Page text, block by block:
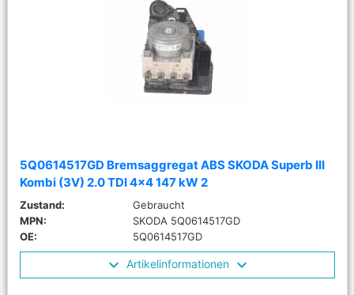
5Q0614517GD Bremsaggregat ABS SKODA Superb III
Kombi (3V) 2.0 TDI 4x4 147 kW 2
Zustand:
Gebraucht
MPN:
SKODA 5Q0614517GD
OE:
5Q0614517GD
Artikelinformationen